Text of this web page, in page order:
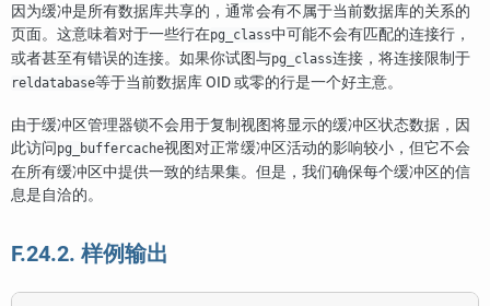
因为缓冲是所有数据库共享的，通常会有不属于当前数据库的关系的
页面。这意味着对于一些行在pg_class中可能不会有匹配的连接行，
或者甚至有错误的连接。如果你试图与pg_class连接，将连接限制于
reldatabase等于当前数据库 OID 或零的行是一个好主意。
由于缓冲区管理器锁不会用于复制视图将显示的缓冲区状态数据，因
此访问pg_buffercache视图对正常缓冲区活动的影响较小，但它不会
在所有缓冲区中提供一致的结果集。但是，我们确保每个缓冲区的信
息是自洽的。
F.24.2. 样例输出